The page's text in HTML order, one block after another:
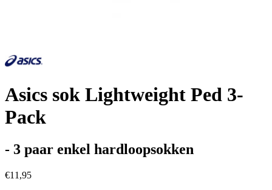
Asics sok Lightweight Ped 3-
Pack
- 3 paar enkel hardloopsokken
€11,95